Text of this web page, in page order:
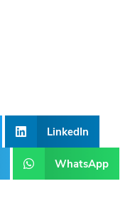
LinkedIn
WhatsApp